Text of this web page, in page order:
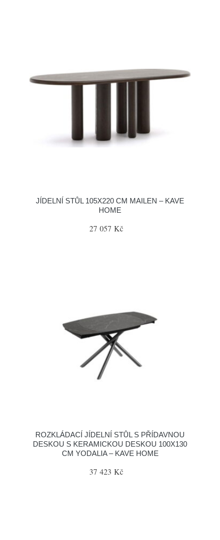
JÍDELNÍ STŮL 105X220 CM MAILEN – KAVE
HOME
27 057 Kč
ROZKLÁDACÍ JÍDELNÍ STŮL S PŘÍDAVNOU
DESKOU S KERAMICKOU DESKOU 100X130
CM YODALIA – KAVE HOME
37 423 Kč